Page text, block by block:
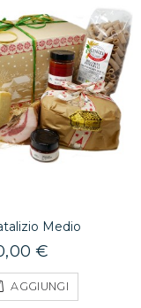
Medio
€
AGGIUNGI